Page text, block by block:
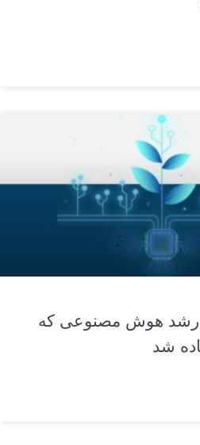
هوش مصنوعی که
شد